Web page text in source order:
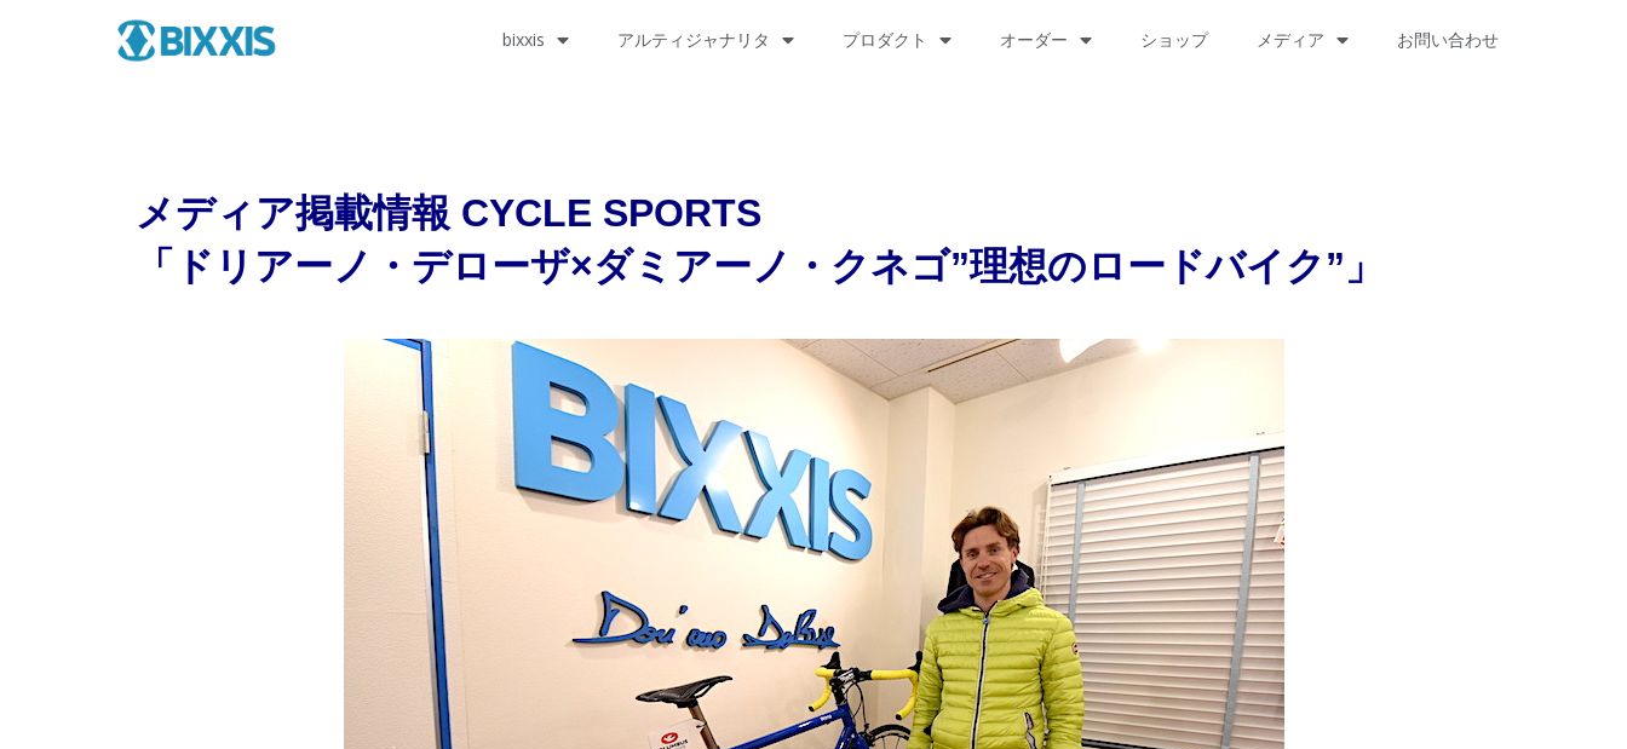
bixxis アルティジャナリタ プロダクト オーダー ショップ メディア お問い合わせ
メディア掲載情報 CYCLE SPORTS
「ドリアーノ・デローザ×ダミアーノ・クネゴ”理想のロードバイク”」